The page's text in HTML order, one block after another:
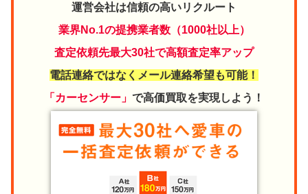
運営会社は信頼の高いリクルート
業界No.1の提携業者数（1000社以上）
査定依頼先最大30社で高額査定率アップ
電話連絡ではなくメール連絡希望も可能！
「カーセンサー」 で高価買取を実現しよう！